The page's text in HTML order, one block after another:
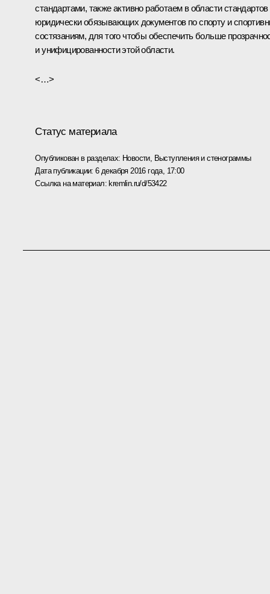
стандартами, также активно работаем в области стандартов
юридически обязывающих документов по спорту и
состязаниям, для того чтобы обеспечить больше
и унифицированности этой области.
<…>
Статус материала
Опубликован в разделах: Новости, Выступления и стенограммы
Дата публикации:6 декабря 2016 года, 17:00
Ссылка на материал: kremlin.ru/d/53422